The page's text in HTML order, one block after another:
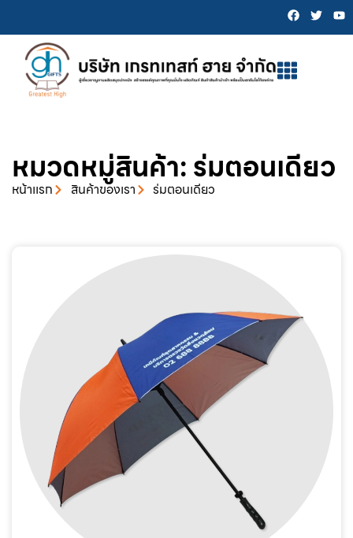
หมวดหมู่สินค้า: ร่มตอนเดียว
หน้าเเรก สินค้าของเรา ร่มตอนเดียว